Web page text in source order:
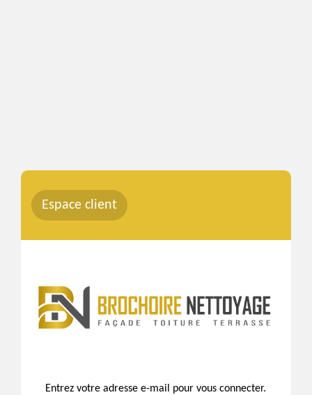
Espace client
Entrez votre adresse e-mail pour vous connecter.